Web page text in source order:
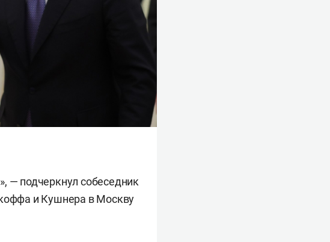
— подчеркнул собеседник
и Кушнера в Москву